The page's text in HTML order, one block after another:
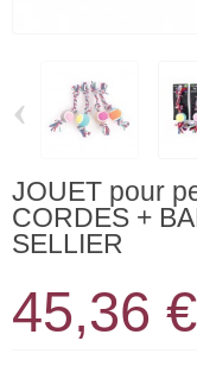
‹
JOUET pour
CORDES +
SELLIER
45,36 €